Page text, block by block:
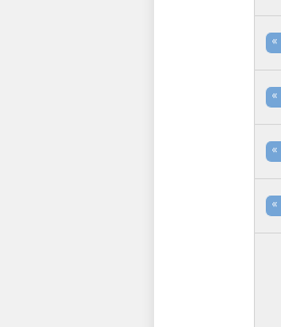
«
«
«
«